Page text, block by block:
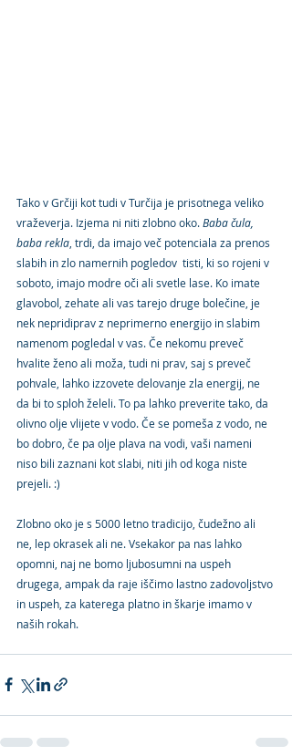
Tako v Grčiji kot tudi v Turčija je prisotnega veliko
vraževerja. Izjema ni niti zlobno oko. Baba čula,
baba rekla , trdi, da imajo več potenciala za prenos
slabih in zlo namernih pogledov  tisti, ki so rojeni v
soboto, imajo modre oči ali svetle lase. Ko imate
glavobol, zehate ali vas tarejo druge bolečine, je
nek nepridiprav z neprimerno energijo in slabim
namenom pogledal v vas. Če nekomu preveč
hvalite ženo ali moža, tudi ni prav, saj s preveč
pohvale, lahko izzovete delovanje zla energij, ne
da bi to sploh želeli. To pa lahko preverite tako, da
olivno olje vlijete v vodo. Če se pomeša z vodo, ne
bo dobro, če pa olje plava na vodi, vaši nameni
niso bili zaznani kot slabi, niti jih od koga niste
prejeli. :)
Zlobno oko je s 5000 letno tradicijo, čudežno ali
ne, lep okrasek ali ne. Vsekakor pa nas lahko
opomni, naj ne bomo ljubosumni na uspeh
drugega, ampak da raje iščimo lastno zadovoljstvo
in uspeh, za katerega platno in škarje imamo v
naših rokah.